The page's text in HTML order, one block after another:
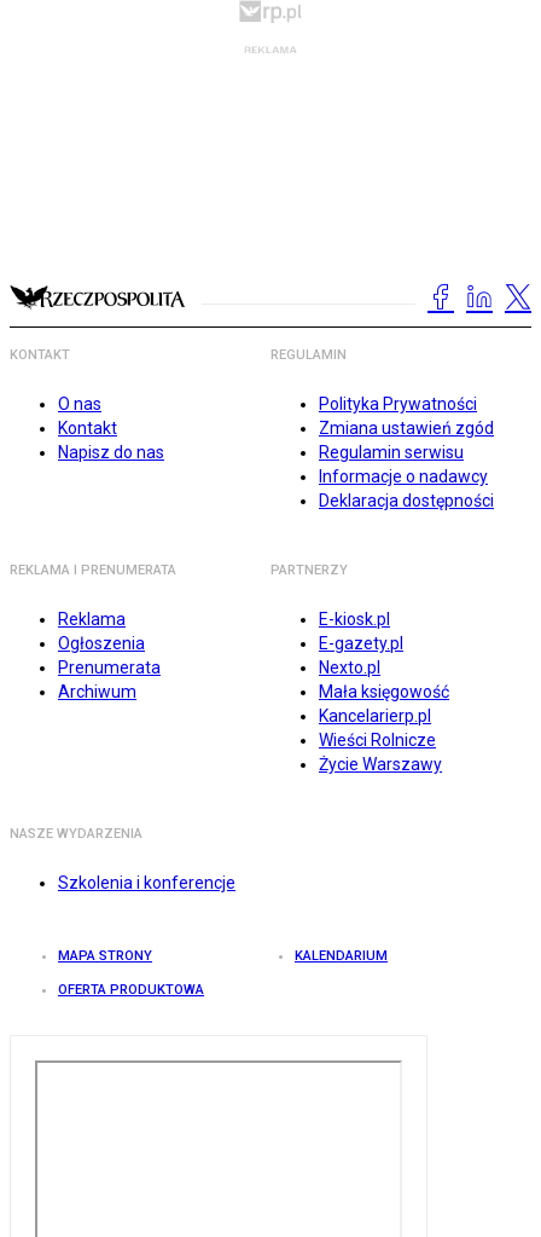
KONTAKT
O nas
Kontakt
Napisz do nas
REGULAMIN
Polityka Prywatności
Zmiana ustawień zgód
Regulamin serwisu
Informacje o nadawcy
Deklaracja dostępności
REKLAMA I PRENUMERATA
Reklama
Ogłoszenia
Prenumerata
Archiwum
PARTNERZY
E-kiosk.pl
E-gazety.pl
Nexto.pl
Mała księgowość
Kancelarierp.pl
Wieści Rolnicze
Życie Warszawy
NASZE WYDARZENIA
Szkolenia i konferencje
MAPA STRONY KALENDARIUM
OFERTA PRODUKTOWA